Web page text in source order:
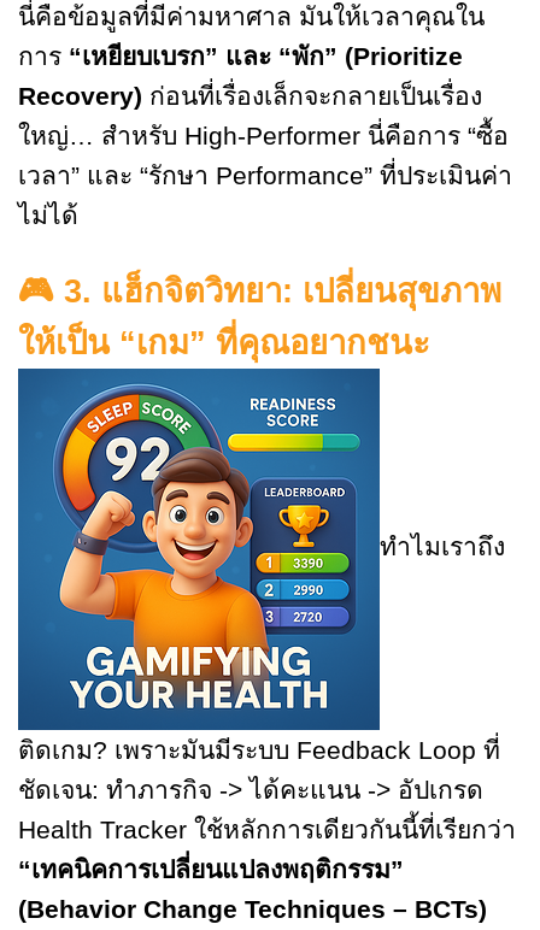
นี่คือข้อมูลที่มีค่ามหาศาล มันให้เวลาคุณใน
การ “เหยียบเบรก” และ “พัก” (Prioritize
Recovery) ก่อนที่เรื่องเล็กจะกลายเป็นเรื่อง
ใหญ่… สำหรับ High-Performer นี่คือการ “ซื้อ
เวลา” และ “รักษา Performance” ที่ประเมินค่า
ไม่ได้
🎮 3. แฮ็กจิตวิทยา: เปลี่ยนสุขภาพ
ให้เป็น “เกม” ที่คุณอยากชนะ
ทำไมเราถึง
ติดเกม? เพราะมันมีระบบ Feedback Loop ที่
ชัดเจน: ทำภารกิจ -> ได้คะแนน -> อัปเกรด
Health Tracker ใช้หลักการเดียวกันนี้ที่เรียกว่า
“เทคนิคการเปลี่ยนแปลงพฤติกรรม”
(Behavior Change Techniques – BCTs)